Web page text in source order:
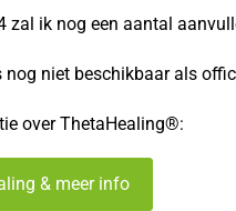
zal ik nog een aantal
niet beschikbaar als
over ThetaHealing®:
& meer info